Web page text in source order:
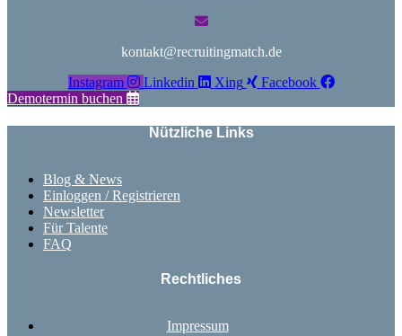
kontakt@recruitingmatch.de
Instagram
Linkedin Xing
Facebook
Demotermin buchen
Nützliche Links
Blog & News
Einloggen / Registrieren
Newsletter
Für Talente
FAQ
Rechtliches
Impressum